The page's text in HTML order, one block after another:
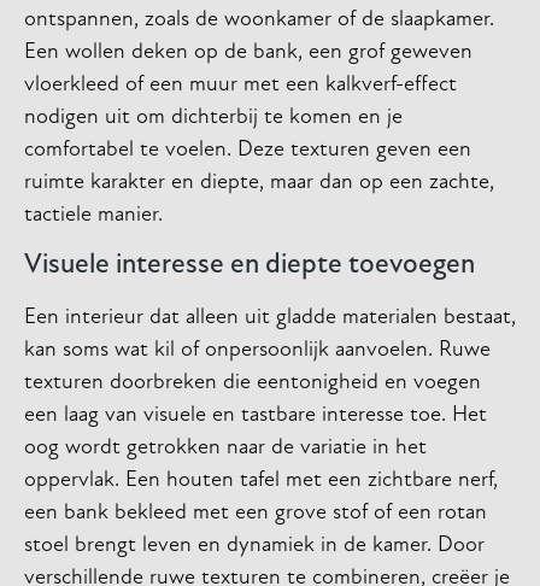
ontspannen, zoals de woonkamer of de slaapkamer.
Een wollen deken op de bank, een grof geweven
vloerkleed of een muur met een kalkverf-effect
nodigen uit om dichterbij te komen en je
comfortabel te voelen. Deze texturen geven een
ruimte karakter en diepte, maar dan op een zachte,
tactiele manier.
Visuele interesse en diepte toevoegen
Een interieur dat alleen uit gladde materialen bestaat,
kan soms wat kil of onpersoonlijk aanvoelen. Ruwe
texturen doorbreken die eentonigheid en voegen
een laag van visuele en tastbare interesse toe. Het
oog wordt getrokken naar de variatie in het
oppervlak. Een houten tafel met een zichtbare nerf,
een bank bekleed met een grove stof of een rotan
stoel brengt leven en dynamiek in de kamer. Door
verschillende ruwe texturen te combineren, creëer je